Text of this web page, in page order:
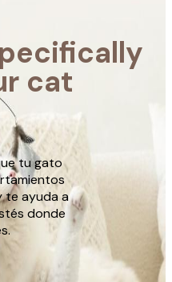
Más
información
cat
tu gato
te ayuda a
donde